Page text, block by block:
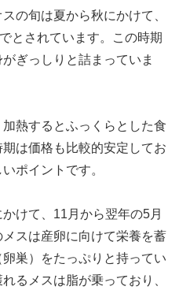
の旬は夏から秋にかけて、
とされています。この時期
ぎっしりと詰まっていま
熱するとふっくらとした食
は価格も比較的安定してお
ポイントです。
けて、11月から翌年の5月
スは産卵に向けて栄養を蓄
巣）をたっぷりと持ってい
るメスは脂が乗っており、